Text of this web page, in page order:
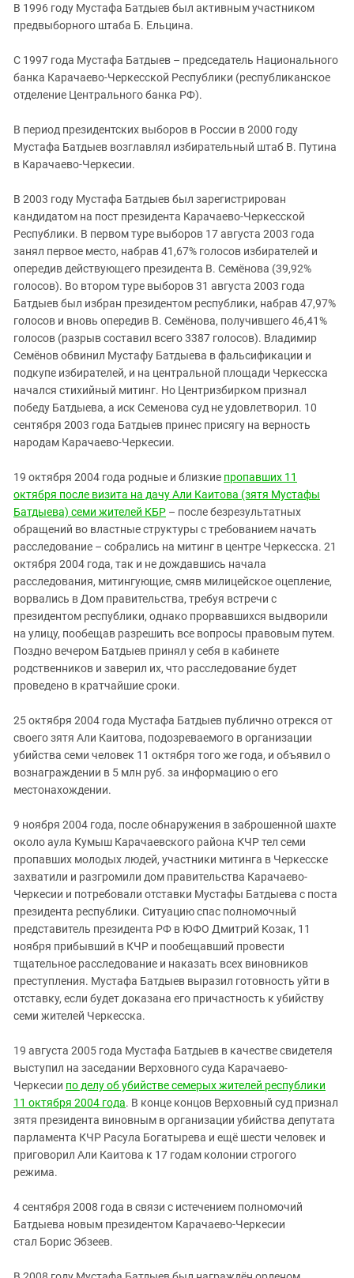
В 1996 году Мустафа Батдыев был активным участником
предвыборного штаба Б. Ельцина.
С 1997 года Мустафа Батдыев – председатель Национального
банка Карачаево-Черкесской Республики (республиканское
отделение Центрального банка РФ).
В период президентских выборов в России в 2000 году
Мустафа Батдыев возглавлял избирательный штаб В. Путина
в Карачаево-Черкесии.
В 2003 году Мустафа Батдыев был зарегистрирован
кандидатом на пост президента Карачаево-Черкесской
Республики. В первом туре выборов 17 августа 2003 года
занял первое место, набрав 41,67% голосов избирателей и
опередив действующего президента В. Семёнова (39,92%
голосов). Во втором туре выборов 31 августа 2003 года
Батдыев был избран президентом республики, набрав 47,97%
голосов и вновь опередив В. Семёнова, получившего 46,41%
голосов (разрыв составил всего 3387 голосов). Владимир
Семёнов обвинил Мустафу Батдыева в фальсификации и
подкупе избирателей, и на центральной площади Черкесска
начался стихийный митинг. Но Центризбирком признал
победу Батдыева, а иск Семенова суд не удовлетворил. 10
сентября 2003 года Батдыев принес присягу на верность
народам Карачаево-Черкесии.
19 октября 2004 года родные и близкие пропавших 11
октября после визита на дачу Али Каитова (зятя Мустафы
Батдыева) семи жителей КБР – после безрезультатных
обращений во властные структуры с требованием начать
расследование – собрались на митинг в центре Черкесска. 21
октября 2004 года, так и не дождавшись начала
расследования, митингующие, смяв милицейское оцепление,
ворвались в Дом правительства, требуя встречи с
президентом республики, однако прорвавшихся выдворили
на улицу, пообещав разрешить все вопросы правовым путем.
Поздно вечером Батдыев принял у себя в кабинете
родственников и заверил их, что расследование будет
проведено в кратчайшие сроки.
25 октября 2004 года Мустафа Батдыев публично отрекся от
своего зятя Али Каитова, подозреваемого в организации
убийства семи человек 11 октября того же года, и объявил о
вознаграждении в 5 млн руб. за информацию о его
местонахождении.
9 ноября 2004 года, после обнаружения в заброшенной шахте
около аула Кумыш Карачаевского района КЧР тел семи
пропавших молодых людей, участники митинга в Черкесске
захватили и разгромили дом правительства Карачаево-
Черкесии и потребовали отставки Мустафы Батдыева с поста
президента республики. Ситуацию спас полномочный
представитель президента РФ в ЮФО Дмитрий Козак, 11
ноября прибывший в КЧР и пообещавший провести
тщательное расследование и наказать всех виновников
преступления. Мустафа Батдыев выразил готовность уйти в
отставку, если будет доказана его причастность к убийству
семи жителей Черкесска.
19 августа 2005 года Мустафа Батдыев в качестве свидетеля
выступил на заседании Верховного суда Карачаево-
Черкесии по делу об убийстве семерых жителей республики
11 октября 2004 года. В конце концов Верховный суд признал
зятя президента виновным в организации убийства депутата
парламента КЧР Расула Богатырева и ещё шести человек и
приговорил Али Каитова к 17 годам колонии строгого
режима.
4 сентября 2008 года в связи с истечением полномочий
Батдыева новым президентом Карачаево-Черкесии
стал Борис Эбзеев.